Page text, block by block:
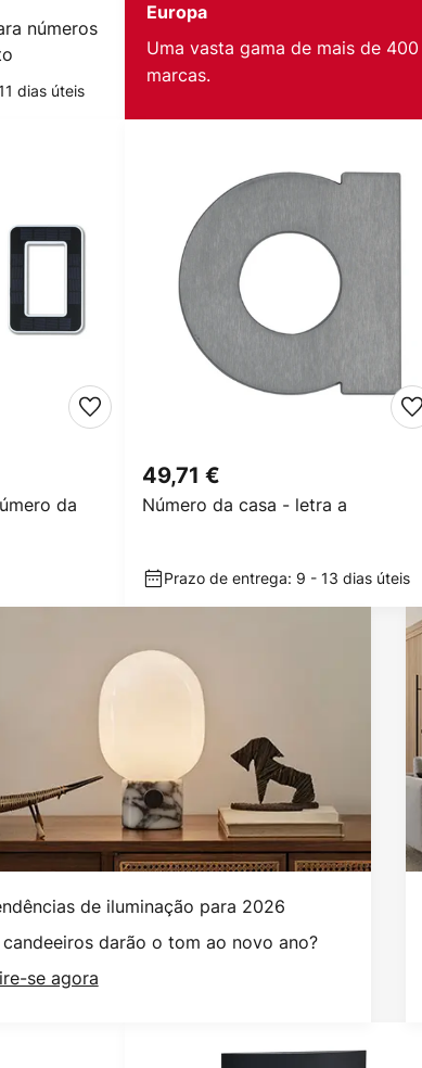
números
dias úteis
Europa
Uma vasta gama de mais de 400
marcas.
da
Número da casa - letra a
49,71 €
Prazo de entrega: 9 - 13 dias úteis
de iluminação para 2026
candeeiros darão o tom ao novo ano?
se agora